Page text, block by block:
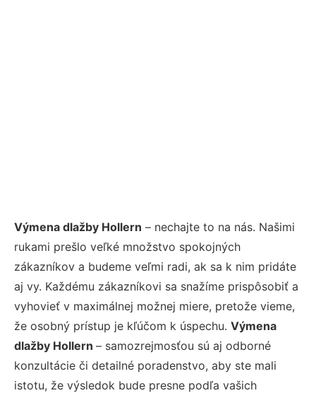
Výmena dlažby Hollern – nechajte to na nás. Našimi
rukami prešlo veľké množstvo spokojných
zákazníkov a budeme veľmi radi, ak sa k nim pridáte
aj vy. Každému zákazníkovi sa snažíme prispôsobiť a
vyhovieť v maximálnej možnej miere, pretože vieme,
že osobný prístup je kľúčom k úspechu. Výmena
dlažby Hollern – samozrejmosťou sú aj odborné
konzultácie či detailné poradenstvo, aby ste mali
istotu, že výsledok bude presne podľa vašich